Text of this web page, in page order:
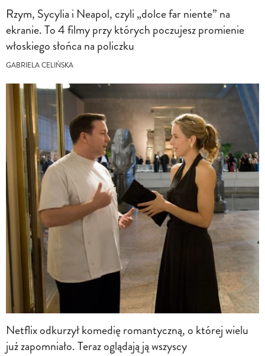
Rzym, Sycylia i Neapol, czyli „dolce far niente” na
ekranie. To 4 filmy przy których poczujesz promienie
włoskiego słońca na policzku
GABRIELA CELIŃSKA
Netflix odkurzył komedię romantyczną, o której wielu
już zapomniało. Teraz oglądają ją wszyscy